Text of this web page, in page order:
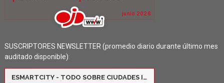
SUSCRIPTORES NEWSLETTER (promedio diario durante último mes
auditado disponible):